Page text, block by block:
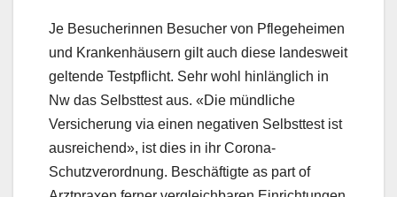
Je Besucherinnen Besucher von Pflegeheimen
und Krankenhäusern gilt auch diese landesweit
geltende Testpflicht. Sehr wohl hinlänglich in
Nw das Selbsttest aus. «Die mündliche
Versicherung via einen negativen Selbsttest ist
ausreichend», ist dies in ihr Corona-
Schutzverordnung. Beschäftigte as part of